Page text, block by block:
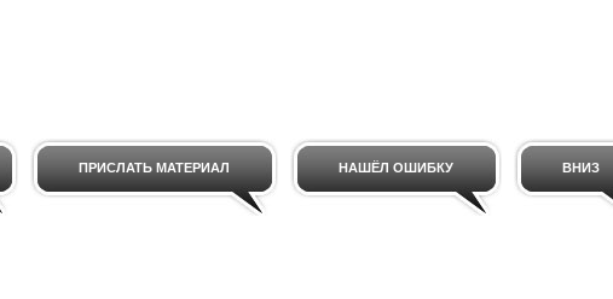
ПРИСЛАТЬ МАТЕРИАЛ НАШЁЛ ОШИБКУ ВНИЗ